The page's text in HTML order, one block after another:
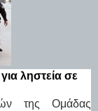
ληστεία σε
της Ομάδας